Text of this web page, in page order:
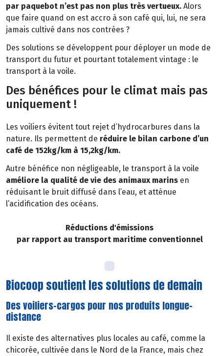
par paquebot n’est pas non plus très vertueux. Alors
que faire quand on est accro à son café qui, lui, ne sera
jamais cultivé dans nos contrées ?
Des solutions se développent pour déployer un mode de
transport du futur et pourtant totalement vintage : le
transport à la voile.
Des bénéfices pour le climat mais pas
uniquement !
Les voiliers évitent tout rejet d’hydrocarbures dans la
nature. Ils permettent de réduire le bilan carbone d’un
café de 152kg/km à 15,2kg/km.
Autre bénéfice non négligeable, le transport à la voile
améliore la qualité de vie des animaux marins en
réduisant le bruit diffusé dans l’eau, et atténue
l’acidification des océans.
Réductions d'émissions
par rapport au transport maritime conventionnel
Biocoop soutient les solutions de demain
Des voiliers-cargos pour nos produits longue-
distance
Il existe des alternatives plus locales au café, comme la
chicorée, cultivée dans le Nord de la France, mais chez